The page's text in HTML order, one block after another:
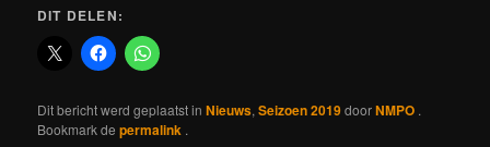
DIT DELEN:
Dit bericht werd geplaatst inNieuws,Seizoen 2019doorNMPO .
Bookmark depermalink .